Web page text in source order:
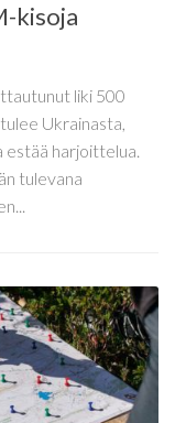
kisoja
liki 500
Ukrainasta,
estää harjoittelua.
tulevana